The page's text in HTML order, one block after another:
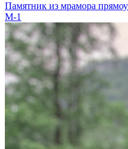
Памятник из мрамора
М-1